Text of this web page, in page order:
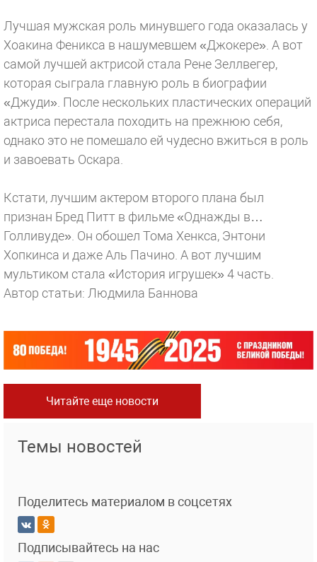
Лучшая мужская роль минувшего года оказалась у
Хоакина Феникса в нашумевшем «Джокере». А вот
самой лучшей актрисой стала Рене Зеллвегер,
которая сыграла главную роль в биографии
«Джуди». После нескольких пластических операций
актриса перестала походить на прежнюю себя,
однако это не помешало ей чудесно вжиться в роль
и завоевать Оскара.
Кстати, лучшим актером второго плана был
признан Бред Питт в фильме «Однажды в…
Голливуде». Он обошел Тома Хенкса, Энтони
Хопкинса и даже Аль Пачино. А вот лучшим
мультиком стала «История игрушек» 4 часть.
Автор статьи: Людмила Баннова
Читайте еще новости
Темы новостей
Поделитесь материалом в соцсетях
Подписывайтесь на нас